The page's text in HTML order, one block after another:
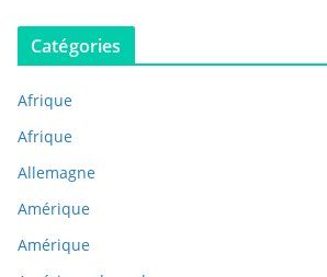
Catégories
Afrique
Afrique
Allemagne
Amérique
Amérique